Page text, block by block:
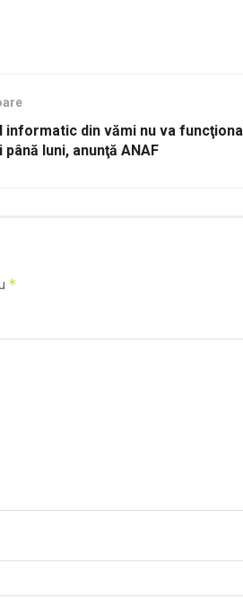
informatic din vămi nu va funcţiona
luni, anunţă ANAF
*